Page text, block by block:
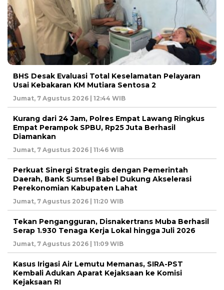
BHS Desak Evaluasi Total Keselamatan Pelayaran
Usai Kebakaran KM Mutiara Sentosa 2
Jumat, 7 Agustus 2026 | 12:44 WIB
Kurang dari 24 Jam, Polres Empat Lawang Ringkus
Empat Perampok SPBU, Rp25 Juta Berhasil
Diamankan
Jumat, 7 Agustus 2026 | 11:46 WIB
Perkuat Sinergi Strategis dengan Pemerintah
Daerah, Bank Sumsel Babel Dukung Akselerasi
Perekonomian Kabupaten Lahat
Jumat, 7 Agustus 2026 | 11:20 WIB
Tekan Pengangguran, Disnakertrans Muba Berhasil
Serap 1.930 Tenaga Kerja Lokal hingga Juli 2026
Jumat, 7 Agustus 2026 | 11:09 WIB
Kasus Irigasi Air Lemutu Memanas, SIRA-PST
Kembali Adukan Aparat Kejaksaan ke Komisi
Kejaksaan RI